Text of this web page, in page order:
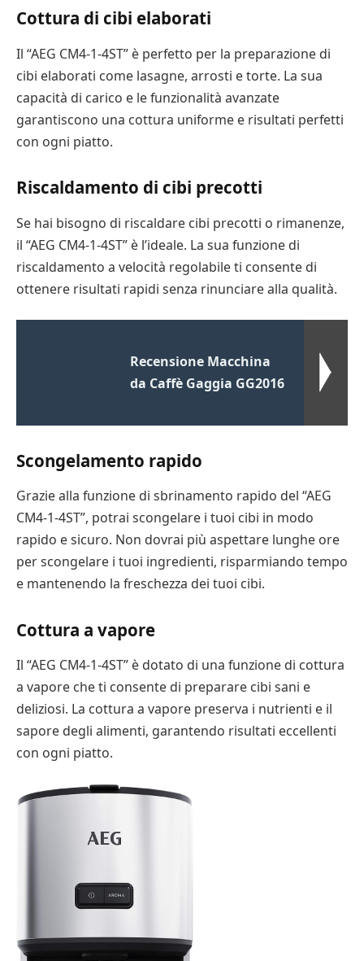
Cottura di cibi elaborati
Il “AEG CM4-1-4ST” è perfetto per la preparazione di
cibi elaborati come lasagne, arrosti e torte. La sua
capacità di carico e le funzionalità avanzate
garantiscono una cottura uniforme e risultati perfetti
con ogni piatto.
Riscaldamento di cibi precotti
Se hai bisogno di riscaldare cibi precotti o rimanenze,
il “AEG CM4-1-4ST” è l’ideale. La sua funzione di
riscaldamento a velocità regolabile ti consente di
ottenere risultati rapidi senza rinunciare alla qualità.
Recensione Macchina
da Caffè Gaggia GG2016
Scongelamento rapido
Grazie alla funzione di sbrinamento rapido del “AEG
CM4-1-4ST”, potrai scongelare i tuoi cibi in modo
rapido e sicuro. Non dovrai più aspettare lunghe ore
per scongelare i tuoi ingredienti, risparmiando tempo
e mantenendo la freschezza dei tuoi cibi.
Cottura a vapore
Il “AEG CM4-1-4ST” è dotato di una funzione di cottura
a vapore che ti consente di preparare cibi sani e
deliziosi. La cottura a vapore preserva i nutrienti e il
sapore degli alimenti, garantendo risultati eccellenti
con ogni piatto.